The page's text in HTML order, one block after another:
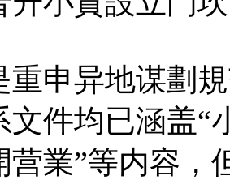
重申异地谋劃
文件均已涵盖“
营業”等内容，